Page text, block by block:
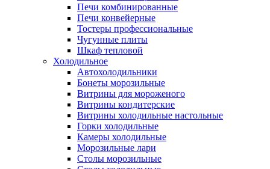
Печи комбинированные
Печи конвейерные
Тостеры профессиональные
Чугунные плиты
Шкаф тепловой
Холодильное
Автохолодильники
Бонеты морозильные
Витрины для мороженого
Витрины кондитерские
Витрины холодильные настольные
Горки холодильные
Камеры холодильные
Морозильные лари
Столы морозильные